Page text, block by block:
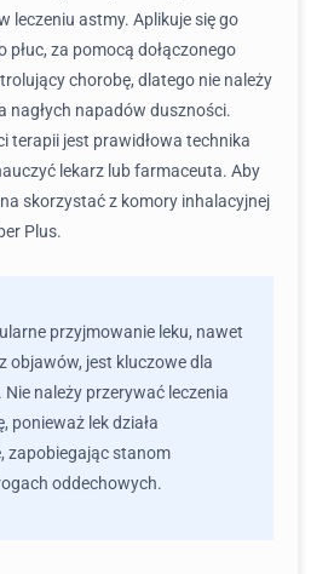
leczeniu astmy. Aplikuje się go
płuc, za pomocą dołączonego
chorobę, dlatego nie należy
nagłych napadów duszności.
terapii jest prawidłowa technika
lekarz lub farmaceuta. Aby
skorzystać z komory inhalacyjnej
Plus.
przyjmowanie leku, nawet
objawów, jest kluczowe dla
należy przerywać leczenia
ponieważ lek działa
zapobiegając stanom
oddechowych.